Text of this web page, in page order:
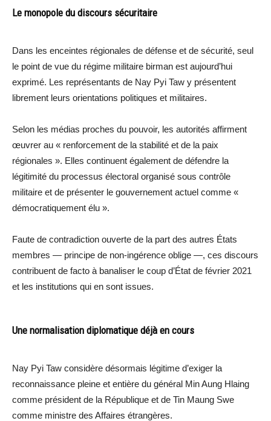
Le monopole du discours sécuritaire
Dans les enceintes régionales de défense et de sécurité, seul
le point de vue du régime militaire birman est aujourd’hui
exprimé. Les représentants de Nay Pyi Taw y présentent
librement leurs orientations politiques et militaires.
Selon les médias proches du pouvoir, les autorités affirment
œuvrer au « renforcement de la stabilité et de la paix
régionales ». Elles continuent également de défendre la
légitimité du processus électoral organisé sous contrôle
militaire et de présenter le gouvernement actuel comme «
démocratiquement élu ».
Faute de contradiction ouverte de la part des autres États
membres — principe de non-ingérence oblige —, ces discours
contribuent de facto à banaliser le coup d’État de février 2021
et les institutions qui en sont issues.
Une normalisation diplomatique déjà en cours
Nay Pyi Taw considère désormais légitime d’exiger la
reconnaissance pleine et entière du général Min Aung Hlaing
comme président de la République et de Tin Maung Swe
comme ministre des Affaires étrangères.